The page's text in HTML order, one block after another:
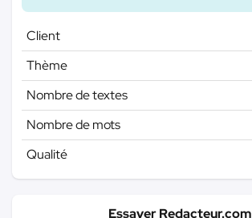
Client
Thème
Nombre de textes
Nombre de mots
Qualité
Essayer Redacteur.com